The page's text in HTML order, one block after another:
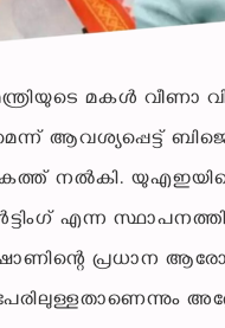
മകൾ വീണാ
ആവശ്യപ്പെട്ട്
കത്ത് നൽകി.
എന്ന
പ്രധാന